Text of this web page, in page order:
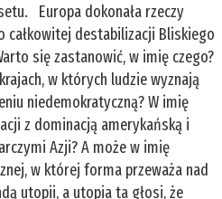
Europa dokonała rzeczy
całkowitej destabilizacji Bliskiego
się zastanowić, w imię czego?
w których ludzie wyznają
niedemokratyczną? W imię
z dominacją amerykańską i
Azji? A może w imię
w której forma przeważa nad
utopii, a utopia ta głosi, że